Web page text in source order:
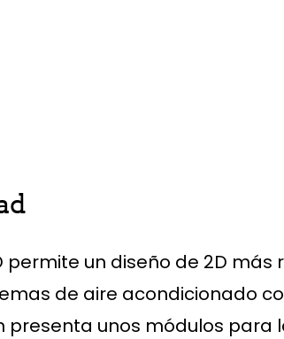
permite un diseño de 2D
de aire acondicionado
presenta unos módulos para